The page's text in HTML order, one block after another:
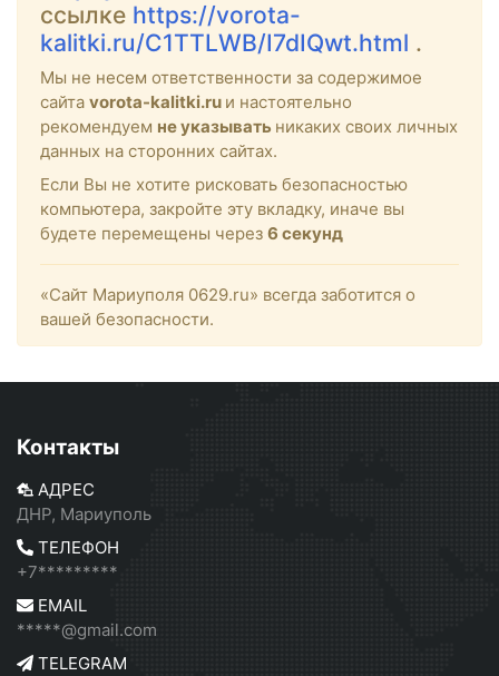
ссылке https://vorota-
kalitki.ru/C1TTLWB/I7dIQwt.html .
Мы не несем ответственности за содержимое
сайта vorota-kalitki.ru и настоятельно
рекомендуем не указывать никаких своих личных
данных на сторонних сайтах.
Если Вы не хотите рисковать безопасностью
компьютера, закройте эту вкладку, иначе вы
будете перемещены через 6 секунд
«Сайт Мариуполя 0629.ru» всегда заботится о
вашей безопасности.
Контакты
АДРЕС
ДНР, Мариуполь
ТЕЛЕФОН
+7*********
EMAIL
*****@gmail.com
TELEGRAM